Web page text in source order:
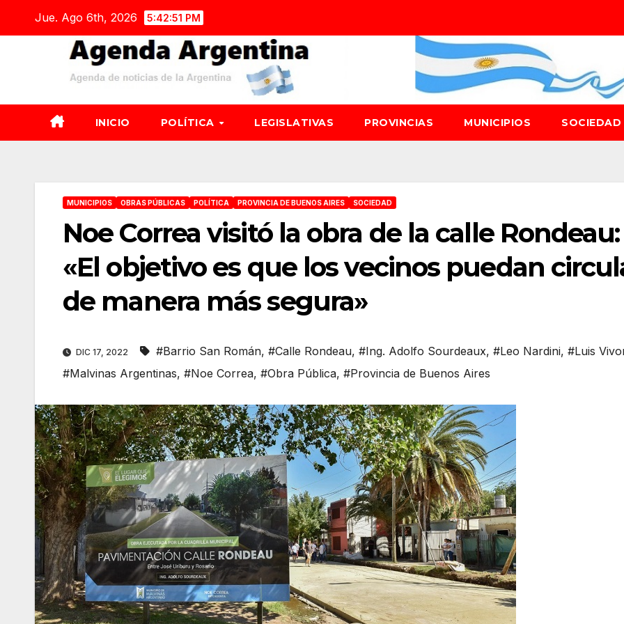
Jue. Ago 6th, 2026 5:42:52 PM
INICIO POLÍTICA LEGISLATIVAS PROVINCIAS MUNICIPIOS SOCIEDAD
MUNICIPIOS OBRAS PÚBLICAS POLÍTICA PROVINCIA DE BUENOS AIRES SOCIEDAD
Noe Correa visitó la obra de la calle Rondeau:
«El objetivo es que los vecinos puedan
de manera más segura»
DIC 17, 2022 #Barrio San Román, #Calle Rondeau, #Ing. Adolfo Sourdeaux, #Leo Nardini, #Luis
#Malvinas Argentinas, #Noe Correa, #Obra Pública, #Provincia de Buenos Aires